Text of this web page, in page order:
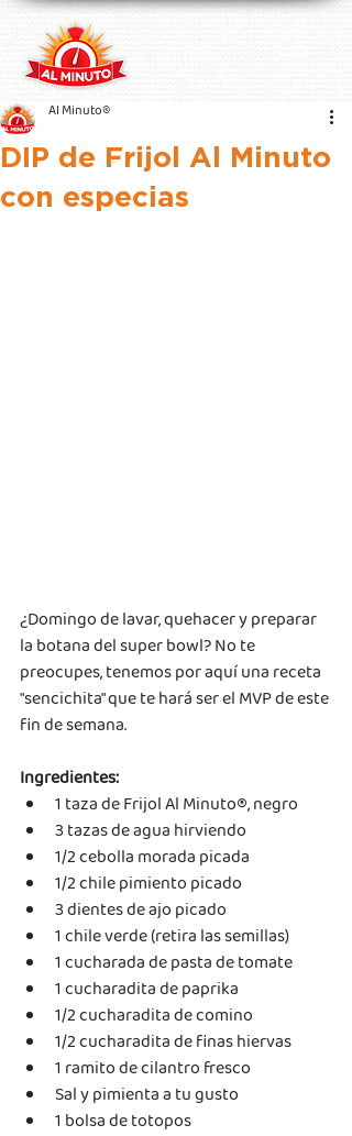
DIP de Frijol Al Minuto
con especias
Al Minuto®
¿Domingo de lavar, quehacer y preparar
la botana del super bowl? No te
preocupes, tenemos por aquí una receta
"sencichita" que te hará ser el MVP de este
fin de semana.
Ingredientes:
1 taza de Frijol Al Minuto®, negro
3 tazas de agua hirviendo
1/2 cebolla morada picada
1/2 chile pimiento picado
3 dientes de ajo picado
1 chile verde (retira las semillas)
1 cucharada de pasta de tomate
1 cucharadita de paprika
1/2 cucharadita de comino
1/2 cucharadita de finas hiervas
1 ramito de cilantro fresco
Sal y pimienta a tu gusto
1 bolsa de totopos